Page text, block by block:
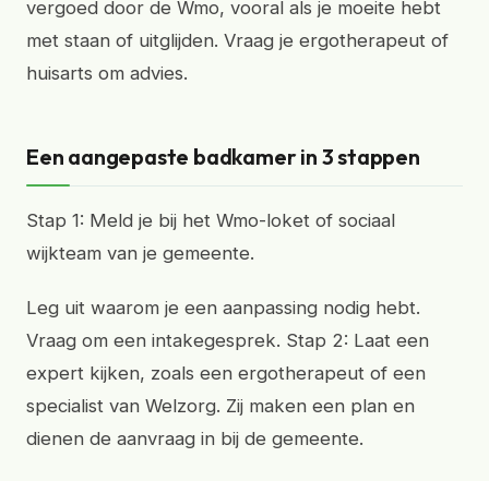
vergoed door de Wmo, vooral als je moeite hebt
met staan of uitglijden. Vraag je ergotherapeut of
huisarts om advies.
Een aangepaste badkamer in 3 stappen
Stap 1: Meld je bij het Wmo-loket of sociaal
wijkteam van je gemeente.
Leg uit waarom je een aanpassing nodig hebt.
Vraag om een intakegesprek. Stap 2: Laat een
expert kijken, zoals een ergotherapeut of een
specialist van Welzorg. Zij maken een plan en
dienen de aanvraag in bij de gemeente.